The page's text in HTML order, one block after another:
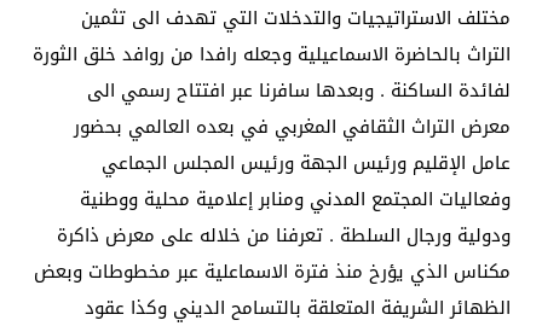
مختلف الاستراتيجيات والتدخلات التي تهدف الى تثمين
التراث بالحاضرة الاسماعيلية وجعله رافدا من روافد خلق الثورة
لفائدة الساكنة . وبعدها سافرنا عبر افتتاح رسمي الى
معرض التراث الثقافي المغربي في بعده العالمي بحضور
عامل الإقليم ورئيس الجهة ورئيس المجلس الجماعي
وفعاليات المجتمع المدني ومنابر إعلامية محلية ووطنية
ودولية ورجال السلطة . تعرفنا من خلاله على معرض ذاكرة
مكناس الذي يؤرخ منذ فترة الاسماعلية عبر مخطوطات وبعض
الظهائر الشريفة المتعلقة بالتسامح الديني وكذا عقود